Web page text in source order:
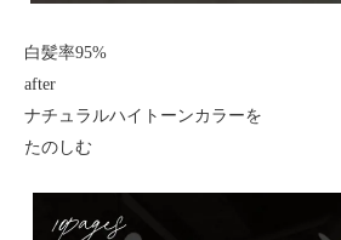
白髪率95%
after
ナチュラルハイトーンカラーを
たのしむ